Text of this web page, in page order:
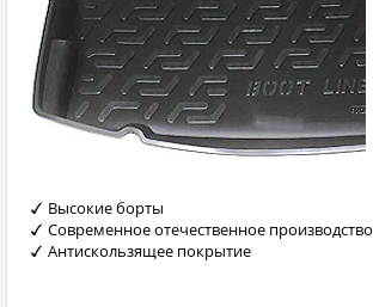
Высокие борты
Современное отечественное производство
Антискользящее покрытие